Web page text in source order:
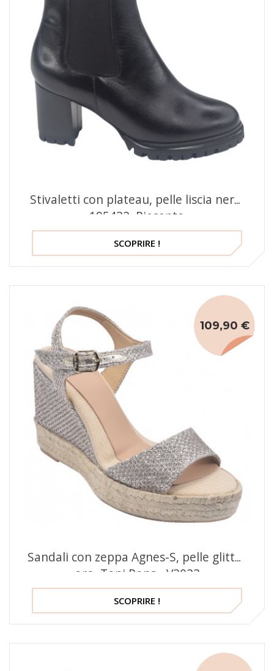
Stivaletti con plateau, pelle liscia nera,
195432, Piesanto
SCOPRIRE !
Sandali con zeppa Agnes-S, pelle glitter
oro, Toni Pons - V2023
109,90 €
SCOPRIRE !